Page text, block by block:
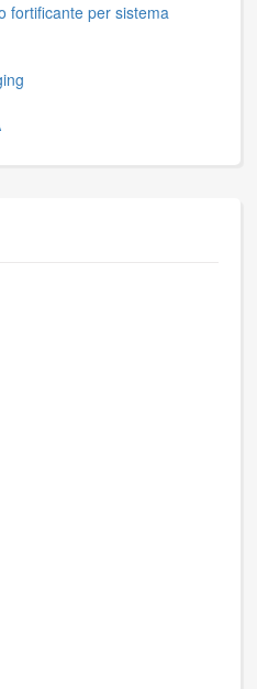
fortificante per sistema